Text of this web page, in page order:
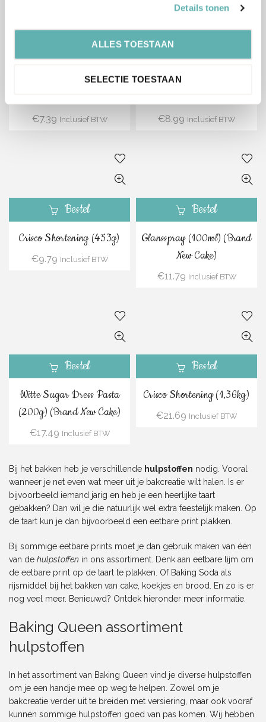
Details tonen
ALLES TOESTAAN
SELECTIE TOESTAAN
Tonkabonen (50g) (Brand
€7.39 Inclusief BTW
Eetbare Lijm (190g) (Brand
€8.99 Inclusief BTW
Bestel
Crisco Shortening (453g)
€9.79 Inclusief BTW
Bestel
Glansspray (100ml) (Brand
New Cake)
€11.79 Inclusief BTW
Bestel
Witte Sugar Dress Pasta
(200g) (Brand New Cake)
€17.49 Inclusief BTW
Bestel
Crisco Shortening (1,36kg)
€21.69 Inclusief BTW
Bij het bakken heb je verschillende hulpstoffen nodig. Vooral
wanneer je net even wat meer uit je bakcreatie wilt halen. Is er
bijvoorbeeld iemand jarig en heb je een heerlijke taart
gebakken? Dan wil je die natuurlijk wel extra feestelijk maken. Op
de taart kun je dan bijvoorbeeld een eetbare print plakken.
Bij sommige eetbare prints moet je dan gebruik maken van één
van de hulpstoffen in ons assortiment. Denk aan eetbare lijm om
de eetbare print op de taart te plakken. Of Baking Soda als
rijsmiddel bij het bakken van cake, koekjes en brood. En zo is er
nog veel meer. Benieuwd? Ontdek hieronder meer informatie.
Baking Queen assortiment
hulpstoffen
In het assortiment van Baking Queen vind je diverse hulpstoffen
om je een handje mee op weg te helpen. Zowel om je
bakcreatie verder uit te breiden met versiering, maar ook vooraf
kunnen sommige hulpstoffen goed van pas komen. Wij hebben